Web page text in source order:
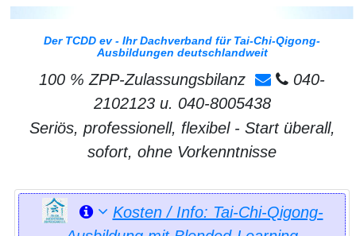
Der TCDD ev - Ihr Dachverband für Tai-Chi-Qigong-
Ausbildungen deutschlandweit
100 % ZPP-Zulassungsbilanz
040-
2102123 u. 040-8005438
Seriös, professionell, flexibel - Start überall,
sofort, ohne Vorkenntnisse
Kosten / Info: Tai-Chi-Qigong-